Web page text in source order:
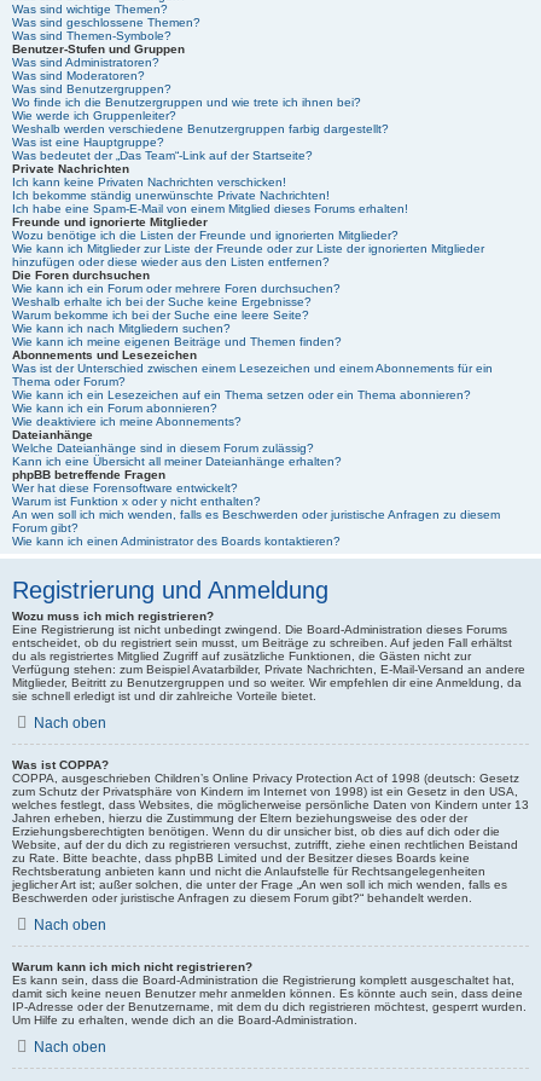
Was sind wichtige Themen?
Was sind geschlossene Themen?
Was sind Themen-Symbole?
Benutzer-Stufen und Gruppen
Was sind Administratoren?
Was sind Moderatoren?
Was sind Benutzergruppen?
Wo finde ich die Benutzergruppen und wie trete ich ihnen bei?
Wie werde ich Gruppenleiter?
Weshalb werden verschiedene Benutzergruppen farbig dargestellt?
Was ist eine Hauptgruppe?
Was bedeutet der „Das Team“-Link auf der Startseite?
Private Nachrichten
Ich kann keine Privaten Nachrichten verschicken!
Ich bekomme ständig unerwünschte Private Nachrichten!
Ich habe eine Spam-E-Mail von einem Mitglied dieses Forums erhalten!
Freunde und ignorierte Mitglieder
Wozu benötige ich die Listen der Freunde und ignorierten Mitglieder?
Wie kann ich Mitglieder zur Liste der Freunde oder zur Liste der ignorierten Mitglieder
hinzufügen oder diese wieder aus den Listen entfernen?
Die Foren durchsuchen
Wie kann ich ein Forum oder mehrere Foren durchsuchen?
Weshalb erhalte ich bei der Suche keine Ergebnisse?
Warum bekomme ich bei der Suche eine leere Seite?
Wie kann ich nach Mitgliedern suchen?
Wie kann ich meine eigenen Beiträge und Themen finden?
Abonnements und Lesezeichen
Was ist der Unterschied zwischen einem Lesezeichen und einem Abonnements für ein
Thema oder Forum?
Wie kann ich ein Lesezeichen auf ein Thema setzen oder ein Thema abonnieren?
Wie kann ich ein Forum abonnieren?
Wie deaktiviere ich meine Abonnements?
Dateianhänge
Welche Dateianhänge sind in diesem Forum zulässig?
Kann ich eine Übersicht all meiner Dateianhänge erhalten?
phpBB betreffende Fragen
Wer hat diese Forensoftware entwickelt?
Warum ist Funktion x oder y nicht enthalten?
An wen soll ich mich wenden, falls es Beschwerden oder juristische Anfragen zu diesem
Forum gibt?
Wie kann ich einen Administrator des Boards kontaktieren?
Registrierung und Anmeldung
Wozu muss ich mich registrieren?
Eine Registrierung ist nicht unbedingt zwingend. Die Board-Administration dieses Forums
entscheidet, ob du registriert sein musst, um Beiträge zu schreiben. Auf jeden Fall erhältst
du als registriertes Mitglied Zugriff auf zusätzliche Funktionen, die Gästen nicht zur
Verfügung stehen: zum Beispiel Avatarbilder, Private Nachrichten, E-Mail-Versand an andere
Mitglieder, Beitritt zu Benutzergruppen und so weiter. Wir empfehlen dir eine Anmeldung, da
sie schnell erledigt ist und dir zahlreiche Vorteile bietet.
Nach oben
Was ist COPPA?
COPPA, ausgeschrieben Children’s Online Privacy Protection Act of 1998 (deutsch: Gesetz
zum Schutz der Privatsphäre von Kindern im Internet von 1998) ist ein Gesetz in den USA,
welches festlegt, dass Websites, die möglicherweise persönliche Daten von Kindern unter 13
Jahren erheben, hierzu die Zustimmung der Eltern beziehungsweise des oder der
Erziehungsberechtigten benötigen. Wenn du dir unsicher bist, ob dies auf dich oder die
Website, auf der du dich zu registrieren versuchst, zutrifft, ziehe einen rechtlichen Beistand
zu Rate. Bitte beachte, dass phpBB Limited und der Besitzer dieses Boards keine
Rechtsberatung anbieten kann und nicht die Anlaufstelle für Rechtsangelegenheiten
jeglicher Art ist; außer solchen, die unter der Frage „An wen soll ich mich wenden, falls es
Beschwerden oder juristische Anfragen zu diesem Forum gibt?“ behandelt werden.
Nach oben
Warum kann ich mich nicht registrieren?
Es kann sein, dass die Board-Administration die Registrierung komplett ausgeschaltet hat,
damit sich keine neuen Benutzer mehr anmelden können. Es könnte auch sein, dass deine
IP-Adresse oder der Benutzername, mit dem du dich registrieren möchtest, gesperrt wurden.
Um Hilfe zu erhalten, wende dich an die Board-Administration.
Nach oben